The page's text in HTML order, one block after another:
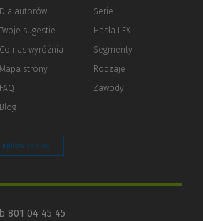
Dla autorów(Nowe
(Link
innej
strony)
Twoje sugestie
Co nas wyróżnia
Mapa strony
FAQ
Blog
Serie
Hasła LEX
Segmenty
Rodzaje
Zawody
plików cookie
801 04 45 45